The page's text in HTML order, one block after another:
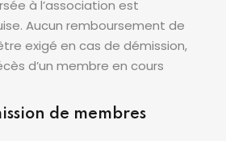
à l’association est
Aucun remboursement de
exigé en cas de démission,
d’un membre en cours
de membres